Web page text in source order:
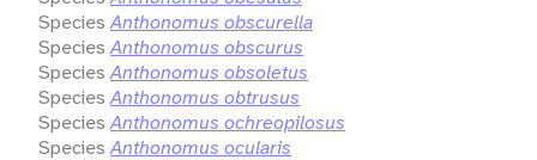
Species Anthonomus obscurella
Species Anthonomus obscurus
Species Anthonomus obsoletus
Species Anthonomus obtrusus
Species Anthonomus ochreopilosus
Species Anthonomus ocularis